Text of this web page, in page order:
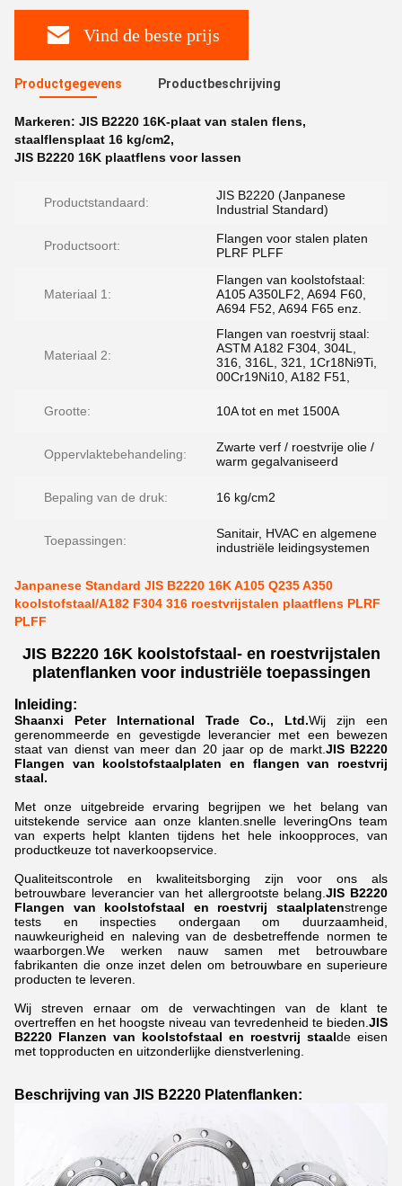
Vind de beste prijs
Productgegevens Productbeschrijving
Markeren: JIS B2220 16K-plaat van stalen flens,
staalflensplaat 16 kg/cm2,
JIS B2220 16K plaatflens voor lassen
Productstandaard:
JIS B2220 (Janpanese
Industrial Standard)
Productsoort:
Flangen voor stalen platen
PLRF PLFF
Materiaal 1:
Flangen van koolstofstaal:
A105 A350LF2, A694 F60,
A694 F52, A694 F65 enz.
Materiaal 2:
Flangen van roestvrij staal:
ASTM A182 F304, 304L,
316, 316L, 321, 1Cr18Ni9Ti,
00Cr19Ni10, A182 F51,
Grootte: 10A tot en met 1500A
Oppervlaktebehandeling:
Zwarte verf / roestvrije olie /
warm gegalvaniseerd
Bepaling van de druk: 16 kg/cm2
Toepassingen:
Sanitair, HVAC en algemene
industriële leidingsystemen
Janpanese Standard JIS B2220 16K A105 Q235 A350
koolstofstaal/A182 F304 316 roestvrijstalen plaatflens PLRF
PLFF
JIS B2220 16K koolstofstaal- en roestvrijstalen
platenflanken voor industriële toepassingen
Inleiding:
Shaanxi Peter International Trade Co., Ltd.Wij zijn een
gerenommeerde en gevestigde leverancier met een bewezen
staat van dienst van meer dan 20 jaar op de markt. JIS B2220
Flangen van koolstofstaalplaten en flangen van roestvrij
staal.
Met onze uitgebreide ervaring begrijpen we het belang van
uitstekende service aan onze klanten.snelle leveringOns team
van experts helpt klanten tijdens het hele inkoopproces, van
productkeuze tot naverkoopservice.
Qualiteitscontrole en kwaliteitsborging zijn voor ons als
betrouwbare leverancier van het allergrootste belang.JIS B2220
Flangen van koolstofstaal en roestvrij staalplatenstrenge
tests en inspecties ondergaan om duurzaamheid,
nauwkeurigheid en naleving van de desbetreffende normen te
waarborgen.We werken nauw samen met betrouwbare
fabrikanten die onze inzet delen om betrouwbare en superieure
producten te leveren.
Wij streven ernaar om de verwachtingen van de klant te
overtreffen en het hoogste niveau van tevredenheid te bieden. JIS
B2220 Flanzen van koolstofstaal en roestvrij staalde eisen
met topproducten en uitzonderlijke dienstverlening.
Beschrijving van JIS B2220 Platenflanken: